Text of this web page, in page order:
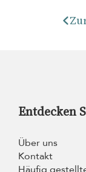
Entdecken
Über uns
Kontakt